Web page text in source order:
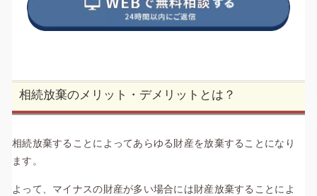
相続放棄のメリット・デメリットとは？
相続放棄することによってあらゆる財産を放棄することになり
ます。
よって、マイナスの財産が多い場合には財産放棄することによ